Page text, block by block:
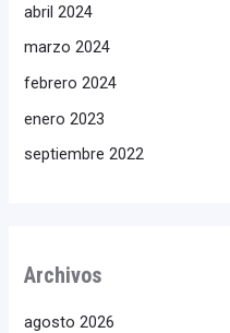
abril 2024
marzo 2024
febrero 2024
enero 2023
septiembre 2022
Archivos
agosto 2026